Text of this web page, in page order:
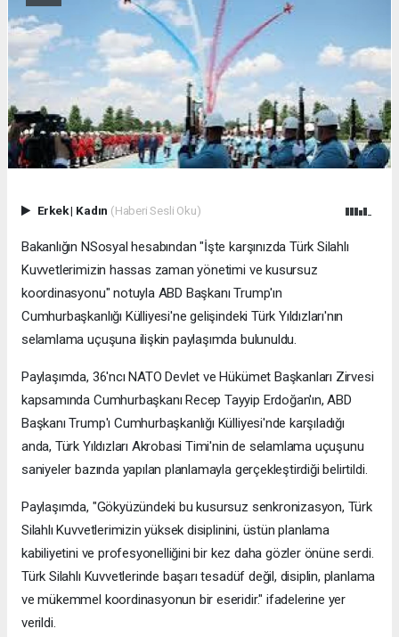
Erkek| Kadın (Haberi Sesli Oku)
Bakanlığın NSosyal hesabından "İşte karşınızda Türk Silahlı
Kuvvetlerimizin hassas zaman yönetimi ve kusursuz
koordinasyonu" notuyla ABD Başkanı Trump'ın
Cumhurbaşkanlığı Külliyesi'ne gelişindeki Türk Yıldızları'nın
selamlama uçuşuna ilişkin paylaşımda bulunuldu.
Paylaşımda, 36'ncı NATO Devlet ve Hükümet Başkanları Zirvesi
kapsamında Cumhurbaşkanı Recep Tayyip Erdoğan'ın, ABD
Başkanı Trump'ı Cumhurbaşkanlığı Külliyesi'nde karşıladığı
anda, Türk Yıldızları Akrobasi Timi'nin de selamlama uçuşunu
saniyeler bazında yapılan planlamayla gerçekleştirdiği belirtildi.
Paylaşımda, "Gökyüzündeki bu kusursuz senkronizasyon, Türk
Silahlı Kuvvetlerimizin yüksek disiplinini, üstün planlama
kabiliyetini ve profesyonelliğini bir kez daha gözler önüne serdi.
Türk Silahlı Kuvvetlerinde başarı tesadüf değil, disiplin, planlama
ve mükemmel koordinasyonun bir eseridir." ifadelerine yer
verildi.